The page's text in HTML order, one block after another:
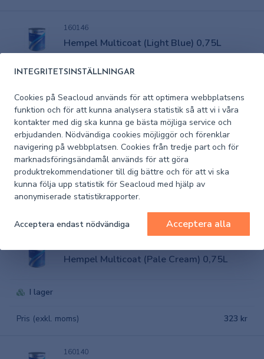
INTEGRITETSINSTÄLLNINGAR
Cookies på Seacloud används för att optimera webbplatsens
funktion och för att kunna analysera statistik så att vi i våra
kontakter med dig ska kunna ge bästa möjliga service och
erbjudanden. Nödvändiga cookies möjliggör och förenklar
navigering på webbplatsen. Cookies från tredje part och för
marknadsföringsändamål används för att göra
produktrekommendationer till dig bättre och för att vi ska
kunna följa upp statistik för Seacloud med hjälp av
anonymiserade statistikrapporter.
Acceptera endast nödvändiga Acceptera alla
160146
Hempel Multicoat (Light Blue) 0,75L
I lager
Pris (exkl. moms) 323 kr
160145
Hempel Multicoat (Navy Blue) 0,75L
I lager
323 kr
Hempel Multicoat (Pale Cream) 0,75L
I lager
Pris (exkl. moms) 323 kr
160140